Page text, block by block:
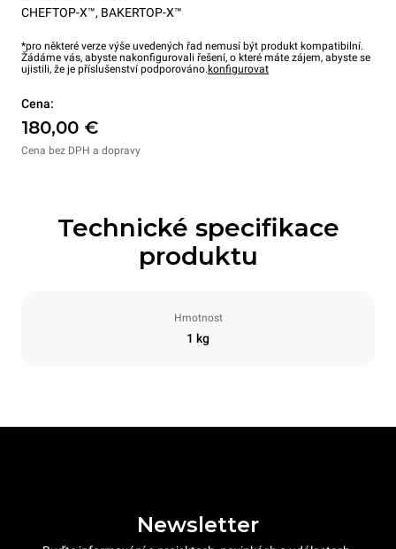
CHEFTOP-X™, BAKERTOP-X™
*pro některé verze výše uvedených řad nemusí být produkt kompatibilní.
Žádáme vás, abyste nakonfigurovali řešení, o které máte zájem, abyste se
ujistili, že je příslušenství podporováno. konfigurovat
Cena:
180,00 €
Cena bez DPH a dopravy
Technické specifikace
produktu
Hmotnost
1 kg
Newsletter